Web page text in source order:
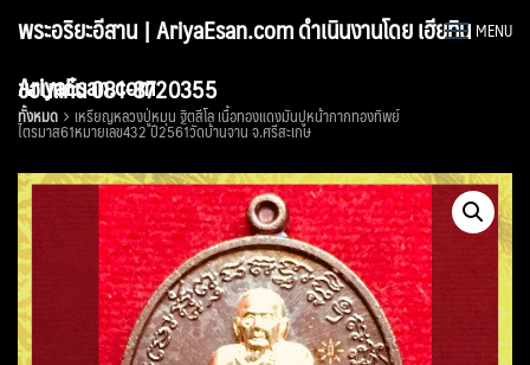
พระอริยะอีสาน | AriyaEsan.com ดำเนินงานโดย เฮียทิน
ขอนแก่น 081-8720355
MENU
AriyaEsan.com
ทั้งหมด เหรียญหลวงปู่หมุน ฐิตสีโล เนื้อทองแดงมันปูหน้ากากทองทิพย์
ไตรมาส61หมายเลข432 ปี2561วัดบ้านจาน จ.ศรีสะเกษ